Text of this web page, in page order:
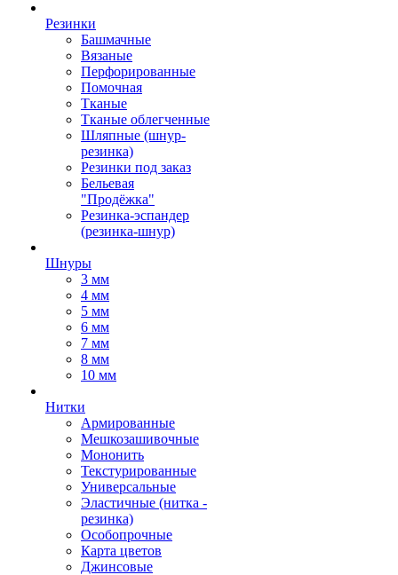
Резинки
Башмачные
Вязаные
Перфорированные
Помочная
Тканые
Тканые облегченные
Шляпные (шнур-
резинка)
Резинки под заказ
Бельевая
"Продёжка"
Резинка-эспандер
(резинка-шнур)
Шнуры
3 мм
4 мм
5 мм
6 мм
7 мм
8 мм
10 мм
Нитки
Армированные
Мешкозашивочные
Мононить
Текстурированные
Универсальные
Эластичные (нитка -
резинка)
Особопрочные
Карта цветов
Джинсовые